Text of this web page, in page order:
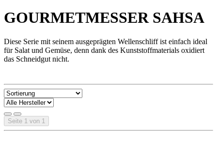
GOURMETMESSER SAHSA
Diese Serie mit seinem ausgeprägten Wellenschliff ist einfach ideal
für Salat und Gemüse, denn dank des Kunststoffmaterials oxidiert
das Schneidgut nicht.
Seite 1 von 1